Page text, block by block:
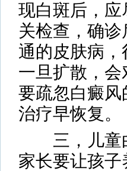
现白斑后，
关检查，确
通的皮肤病
一旦扩散，
要疏忽白癜
治疗早恢复。
三，儿童白
家长要让孩